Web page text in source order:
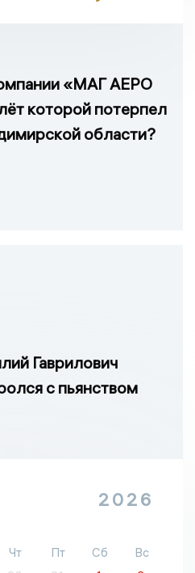
«МАГ АЕРО
которой потерпел
области?
Гаврилович
с пьянством
2026
Чт Пт Сб
Вс